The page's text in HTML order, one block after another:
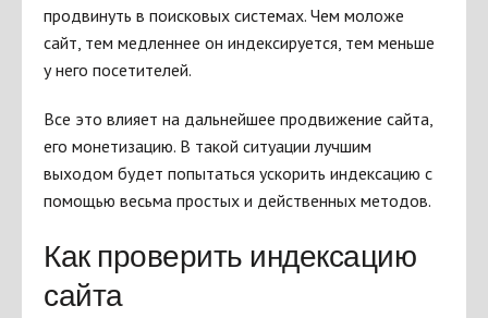
продвинуть в поисковых системах. Чем моложе
сайт, тем медленнее он индексируется, тем меньше
у него посетителей.
Все это влияет на дальнейшее продвижение сайта,
его монетизацию. В такой ситуации лучшим
выходом будет попытаться ускорить индексацию с
помощью весьма простых и действенных методов.
Как проверить индексацию
сайта